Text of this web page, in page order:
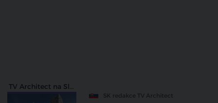
TV Architect na Slovensku
SK redakce TV Architect